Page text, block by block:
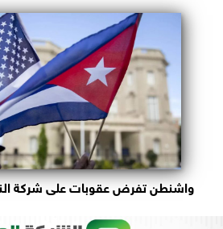
واشنطن تفرض عقوبات على شركة